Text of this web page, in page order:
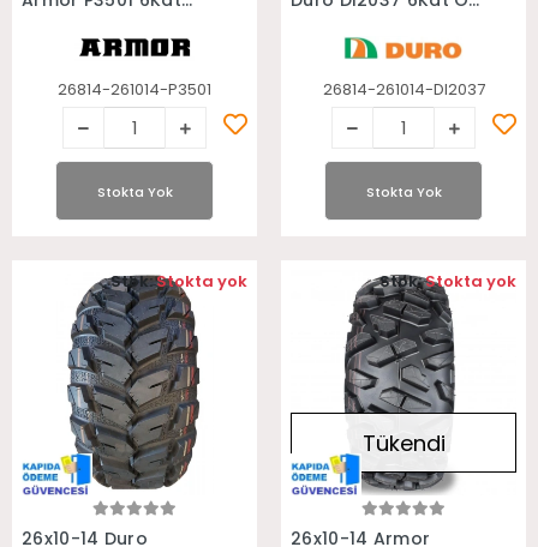
26814-261014-P3501
Stokta Yok
Lastiği
26814-261014-DI2037
Stokta Yok
Stokta Yok
26x10-14 Duro
Stok:Stokta yok
Stokta Yok
Tükendi
26x10-14 Armor
Stok:Stokta yok